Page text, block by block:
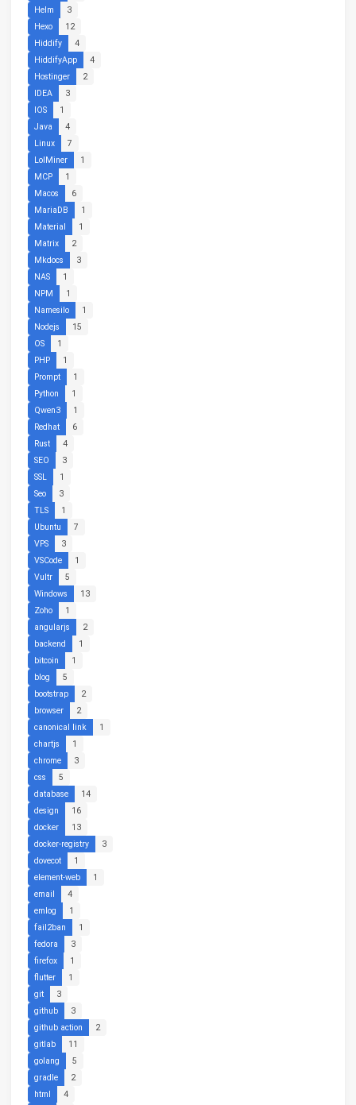
Helm
3
Hexo
12
Hiddify
4
HiddifyApp
4
Hostinger
2
IDEA
3
IOS
1
Java
4
Linux
7
LolMiner
1
MCP
1
Macos
6
MariaDB
1
Material
1
Matrix
2
Mkdocs
3
NAS
1
NPM
1
Namesilo
1
Nodejs
15
OS
1
PHP
1
Prompt
1
Python
1
Qwen3
1
Redhat
6
Rust
4
SEO
3
SSL
1
Seo
3
TLS
1
Ubuntu
7
VPS
3
VSCode
1
Vultr
5
Windows
13
Zoho
1
angularjs
2
backend
1
bitcoin
1
blog
5
bootstrap
2
browser
2
canonical link
1
chartjs
1
chrome
3
css
5
database
14
design
16
docker
13
docker-registry
3
dovecot
1
element-web
1
email
4
emlog
1
fail2ban
1
fedora
3
firefox
1
flutter
1
git
3
github
3
github action
2
gitlab
11
golang
5
gradle
2
html
4